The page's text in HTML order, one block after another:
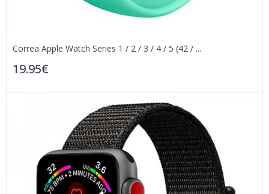
Correa Apple Watch Series 1 / 2 / 3 / 4 / 5 (42 / ...
19.95€